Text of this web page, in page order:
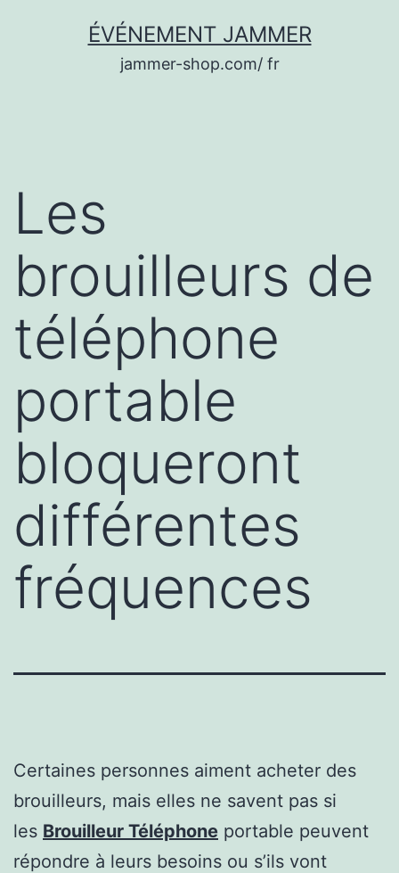
ÉVÉNEMENT JAMMER
jammer-shop.com/ fr
Les
brouilleurs de
téléphone
portable
bloqueront
différentes
fréquences
Certaines personnes aiment acheter des
brouilleurs, mais elles ne savent pas si
les Brouilleur Téléphone portable peuvent
répondre à leurs besoins ou s’ils vont